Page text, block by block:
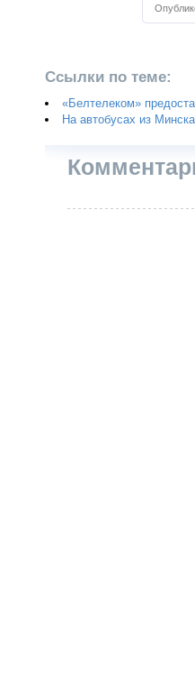
Ссылки по теме:
«Белтелеком»
На автобусах из